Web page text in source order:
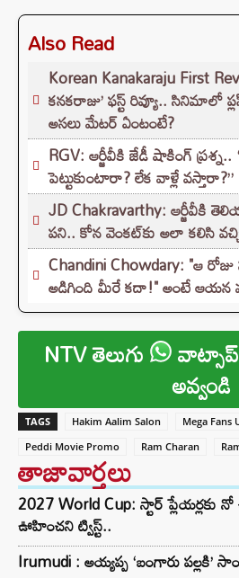
Also Read
Korean Kanakaraju First
కనకరాజు’ ఫస్ట్ రివ్యూ.. సినిమాలో
అసలు మేటర్ ఏంటంటే?
RGV: ఆర్జీవీకి జేడీ షాకింగ్
పెట్టుకుంటారా? లేక వాళ్లే వస్తారా?”
JD Chakravarthy: ఆర్జీవీకి
పని.. కోన వెంకట్‌కు అలా కలిసి
Chandini Chowdary: "ఆ
అడిగింది మీరే కదా!" అంటే
NTV తెలుగు
అవ్వండి
TAGS Hakim Aalim Salon
Mega Fans
Peddi Movie Promo
Ram Charan
తాజావార్తలు
2027 World Cup: స్టార్ ప్లేయర్లకు
ఊహించని ట్విస్ట్..
Irumudi : అయ్యప్ప ‘బంగారు పల్లకి’